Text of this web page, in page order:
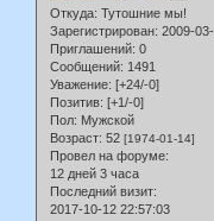
Откуда: Тутошние мы!
Зарегистрирован: 2009-
Приглашений: 0
Сообщений: 1491
Уважение: [+24/-0]
Позитив: [+1/-0]
Пол: Мужской
Возраст: 52 [1974-01-14]
Провел на форуме:
12 дней 3 часа
Последний визит:
2017-10-12 22:57:03